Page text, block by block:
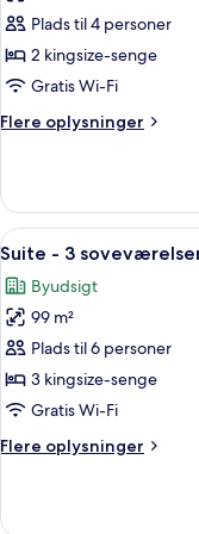
SuitePlads til 4 personer
2 kingsize-senge
Gratis Wi-Fi
Flere oplysninger
Flere
Indlæs
alle
billeder
af
Suite
-
3
(Altitude)
9
Suite - 3
Byudsigt
99 m²
Plads til 6 personer
3 kingsize-senge
Gratis Wi-Fi
Flere oplysninger
Flere